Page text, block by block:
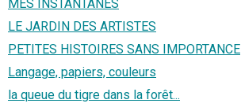
MES INSTANTANÉS
LE JARDIN DES ARTISTES
PETITES HISTOIRES SANS IMPORTANCE
Langage, papiers, couleurs
la queue du tigre dans la forêt...